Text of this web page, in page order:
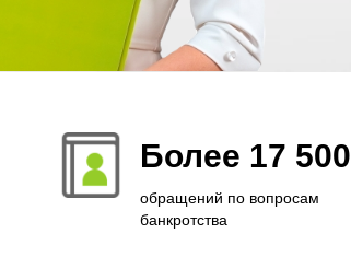
обращений по вопросам
банкротства
Более 17 500